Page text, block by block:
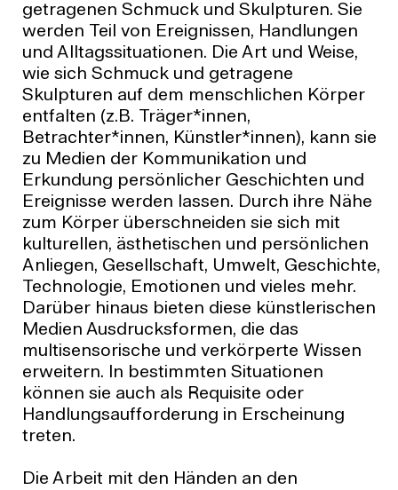
getragenen Schmuck und Skulpturen. Sie
werden Teil von Ereignissen, Handlungen
und Alltagssituationen. Die Art und Weise,
wie sich Schmuck und getragene
Skulpturen auf dem menschlichen Körper
entfalten (z.B. Träger*innen,
Betrachter*innen, Künstler*innen), kann sie
zu Medien der Kommunikation und
Erkundung persönlicher Geschichten und
Ereignisse werden lassen. Durch ihre Nähe
zum Körper überschneiden sie sich mit
kulturellen, ästhetischen und persönlichen
Anliegen, Gesellschaft, Umwelt, Geschichte,
Technologie, Emotionen und vieles mehr.
Darüber hinaus bieten diese künstlerischen
Medien Ausdrucksformen, die das
multisensorische und verkörperte Wissen
erweitern. In bestimmten Situationen
können sie auch als Requisite oder
Handlungsaufforderung in Erscheinung
treten.
Die Arbeit mit den Händen an den